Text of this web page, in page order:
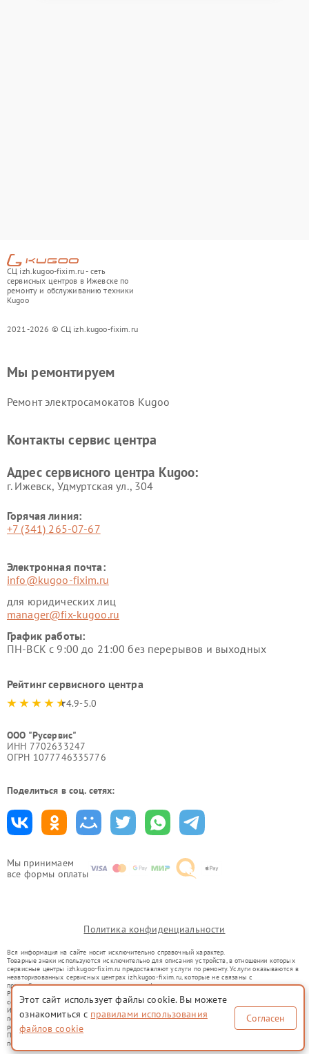
СЦ izh.kugoo-fixim.ru - сеть
сервисных центров в Ижевске по
ремонту и обслуживанию техники
Kugoo
2021-2026 © СЦ izh.kugoo-fixim.ru
Мы принимаем
все формы оплаты
Мы ремонтируем
Ремонт электросамокатов Kugoo
Контакты сервис центра
Адрес сервисного центра Kugoo:
г. Ижевск, Удмуртская ул., 304
Горячая линия:
+7 (341) 265-07-67
Электронная почта:
info@kugoo-fixim.ru
для юридических лиц
manager@fix-kugoo.ru
График работы:
ПН-ВСК с 9:00 до 21:00 без перерывов и выходных
Рейтинг сервисного центра
4.9-5.0
ООО "Русервис"
ИНН 7702633247
ОГРН 1077746335776
Поделиться в соц. сетях:
Политика конфиденциальности
Вся информация на сайте носит исключительно справочный характер.
Товарные знаки используются исключительно для описания устройств, в отношении которых
сервисные центры izh.kugoo-fixim.ru предоставляют услуги по ремонту. Услуги оказываются в
неавторизованных сервисных центрах izh.kugoo-fixim.ru, которые не связаны с
правообладателями товарных знаков или их официальными представителями.
Ремонт осуществляется для устройств, уже введенных в гражданский оборот в соответствии
со статьей 1487 ГК РФ.
Использование товарных знаков не преследует цели индивидуализации услуг или введения
потребителей в заблуждение, а служит для информирования о предоставляемых услугах по
ремонту техники указанных брендов.
Представленная на сайте информация не является публичной офертой, определяемой
положениями Статьи 437(2) Гражданского кодекса РФ
Этот сайт использует файлы cookie. Вы можете
ознакомиться с правилами использования
файлов cookie
Согласен